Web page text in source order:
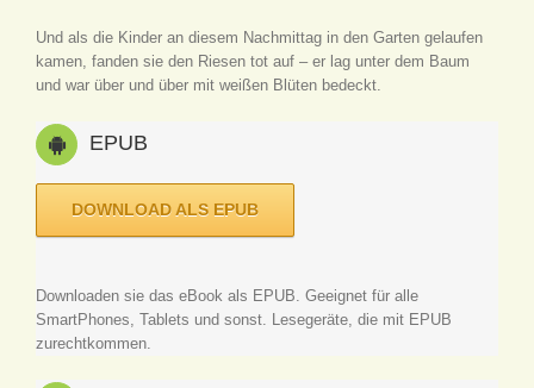
Und als die Kinder an diesem Nachmittag in den Garten gelaufen
kamen, fanden sie den Riesen tot auf – er lag unter dem Baum
und war über und über mit weißen Blüten bedeckt.
EPUB
DOWNLOAD ALS EPUB
Downloaden sie das eBook als EPUB. Geeignet für alle
SmartPhones, Tablets und sonst. Lesegeräte, die mit EPUB
zurechtkommen.